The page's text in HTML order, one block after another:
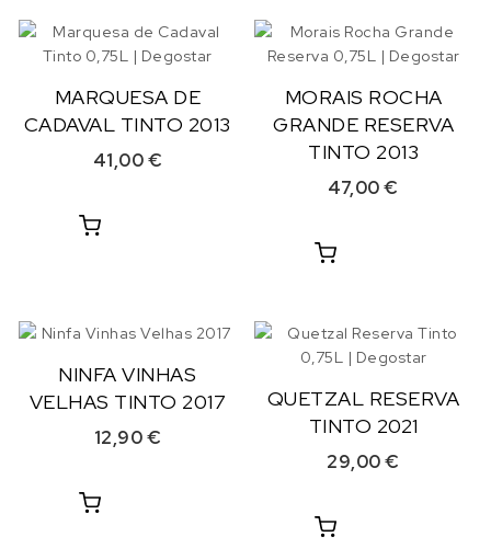
MARQUESA DE
CADAVAL TINTO 2013
41,00€
MORAIS ROCHA
GRANDE RESERVA
TINTO 2013
47,00€
NINFA VINHAS
VELHAS TINTO 2017
12,90€
QUETZAL RESERVA
TINTO 2021
29,00€